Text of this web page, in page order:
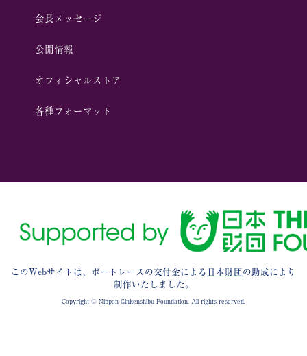
会⻑メッセージ
公開情報
オフィシャルストア
各種フォーマット
このWebサイトは、ボートレースの交付金による 日本財団の助成により
制作いたしました。
Copyright © Nippon Ginkenshibu Foundation. All rights reserved.